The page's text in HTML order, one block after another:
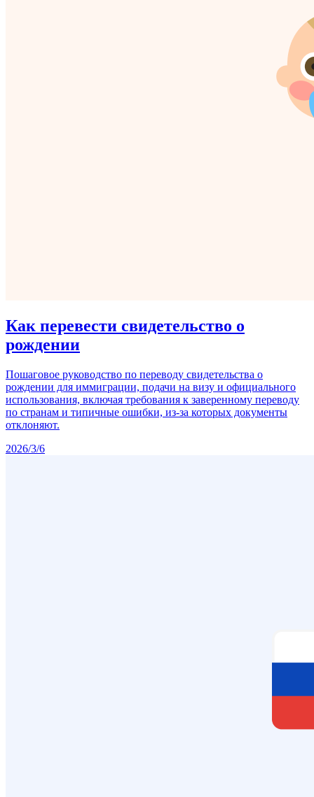
Как перевести свидетельство о
рождении
Пошаговое руководство по переводу свидетельства о
рождении для иммиграции, подачи на визу и официального
использования, включая требования к заверенному переводу
по странам и типичные ошибки, из-за которых документы
отклоняют.
2026/3/6